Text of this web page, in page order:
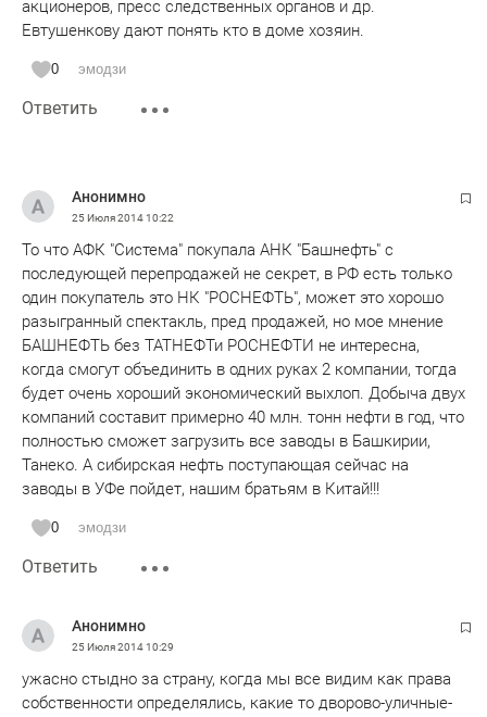
акционеров, пресс следственных органов и др.
Евтушенкову дают понять кто в доме хозяин.
0 эмодзи
Ответить
Анонимно
25 Июля 201410:22
То что АФК "Система" покупала АНК "Башнефть" с
последующей перепродажей не секрет, в РФ есть только
один покупатель это НК "РОСНЕФТЬ", может это хорошо
разыгранный спектакль, пред продажей, но мое мнение
БАШНЕФТЬ без ТАТНЕФТи РОСНЕФТИ не интересна,
когда смогут объединить в одних руках 2 компании, тогда
будет очень хороший экономический выхлоп. Добыча двух
компаний составит примерно 40 млн. тонн нефти в год, что
полностью сможет загрузить все заводы в Башкирии,
Танеко. А сибирская нефть поступающая сейчас на
заводы в УФе пойдет, нашим братьям в Китай!!!
0 эмодзи
Ответить
Анонимно
25 Июля 201410:29
ужасно стыдно за страну, когда мы все видим как права
собственности определялись, какие то дворово-уличные-